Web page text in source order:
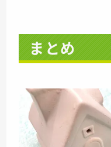
まとめ